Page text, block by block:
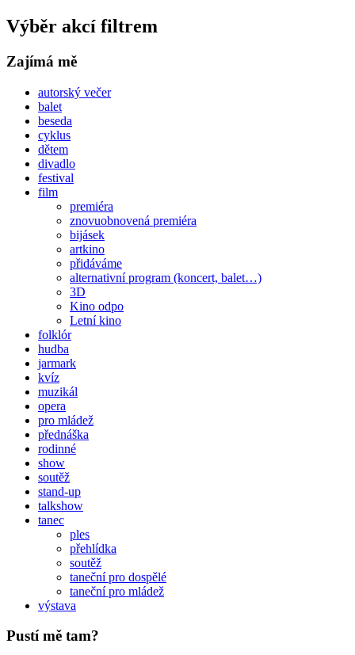
Výběr akcí filtrem
Zajímá mě
autorský večer
balet
beseda
cyklus
dětem
divadlo
festival
film
premiéra
znovuobnovená premiéra
bijásek
artkino
přidáváme
alternativní program (koncert, balet…)
3D
Kino odpo
Letní kino
folklór
hudba
jarmark
kvíz
muzikál
opera
pro mládež
přednáška
rodinné
show
soutěž
stand-up
talkshow
tanec
ples
přehlídka
soutěž
taneční pro dospělé
taneční pro mládež
výstava
Pustí mě tam?